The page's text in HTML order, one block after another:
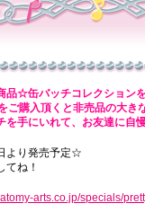
☆缶バッチコレクション
購入頂くと非売品の大き
手にいれて、お友達に自
より発売予定☆
てね！
arts.co.jp/specials/